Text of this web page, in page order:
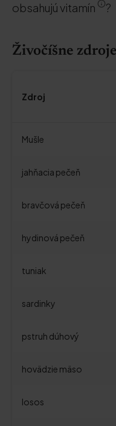
obsahujú vitamín
?
Živočíšne
Zdroj
Mušle
jahňacia pečeň
bravčová pečeň
hydinová pečeň
tuniak
sardinky
pstruh dúhový
hovädzie mäso
losos